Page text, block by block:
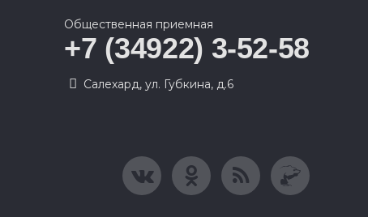
Общественная приемная
+7 (34922) 3-52-58
Салехард, ул. Губкина, д.6